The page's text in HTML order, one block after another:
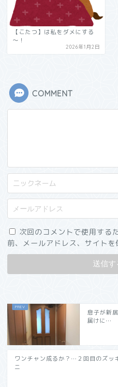
【こたつ】は私をダメにする
～！
2026年1月2日
COMMENT
次回のコメントで使用する
前、メールアドレス、サイトを
息子が新
届けに…
ワンチャン成るか？…２回目のズッ
ニ